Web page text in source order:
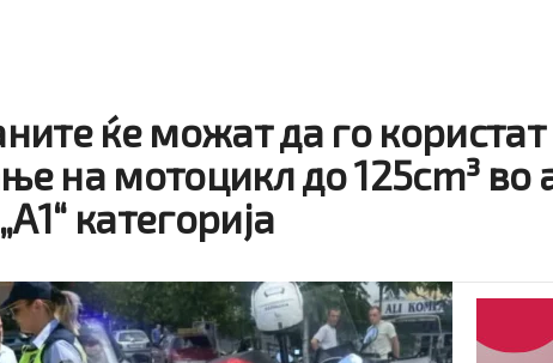
ќе можат да го
на мотоцикл до 125cm³
категорија